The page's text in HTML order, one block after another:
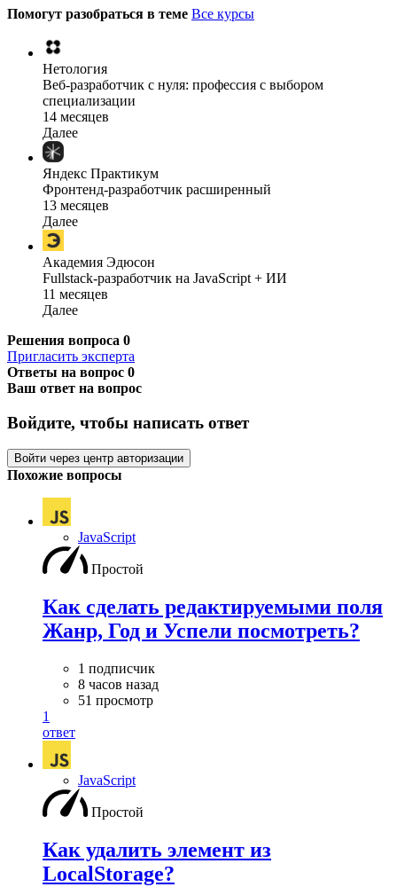
Помогут разобраться в теме Все курсы
Нетология
Веб-разработчик с нуля: профессия с выбором
специализации
14 месяцев
Далее
Яндекс Практикум
Фронтенд-разработчик расширенный
13 месяцев
Далее
Академия Эдюсон
Fullstack-разработчик на JavaScript + ИИ
11 месяцев
Далее
Решения вопроса 0
Пригласить эксперта
Ответы на вопрос 0
Ваш ответ на вопрос
Войдите, чтобы написать ответ
Войти через центр авторизации
Похожие вопросы
JavaScript
Простой
Как сделать редактируемыми поля
Жанр, Год и Успели посмотреть?
1 подписчик
8 часов назад
51 просмотр
1
ответ
JavaScript
Простой
Как удалить элемент из
LocalStorage?